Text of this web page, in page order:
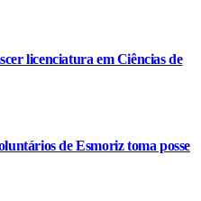
licenciatura em Ciências de
de Esmoriz toma posse